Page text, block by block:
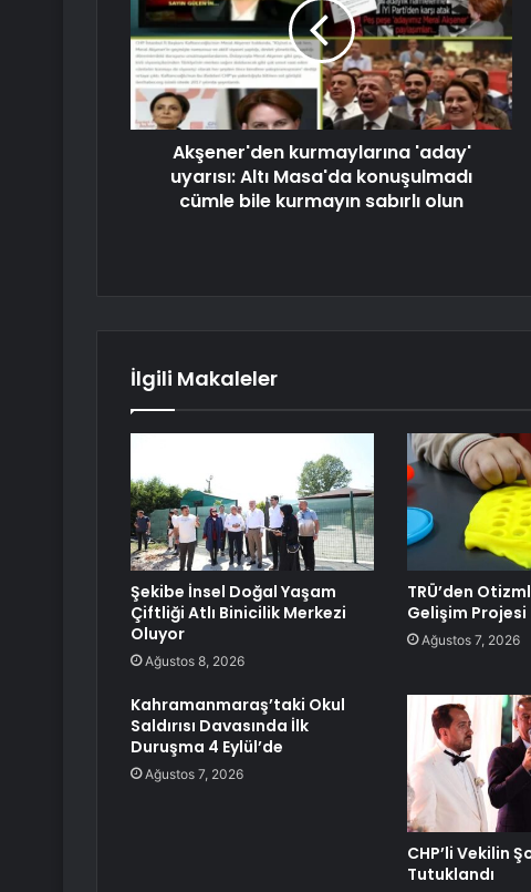
Akşener'den kurmaylarına 'aday'
uyarısı: Altı Masa'da konuşulmadı
cümle bile kurmayın sabırlı olun
İlgili Makaleler
Şekibe İnsel Doğal Yaşam
Çiftliği Atlı Binicilik Merkezi
Oluyor
Ağustos 8, 2026
TRÜ’den
Gelişim Projesi
Ağustos 7, 2026
Kahramanmaraş’taki Okul
Saldırısı Davasında İlk
Duruşma 4 Eylül’de
Ağustos 7, 2026
CHP’li Vekilin
Tutuklandı